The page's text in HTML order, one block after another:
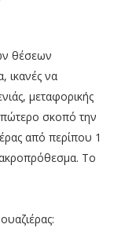
θέσεων
ικανές να
μεταφορικής
σκοπό την
από περίπου 1
Το